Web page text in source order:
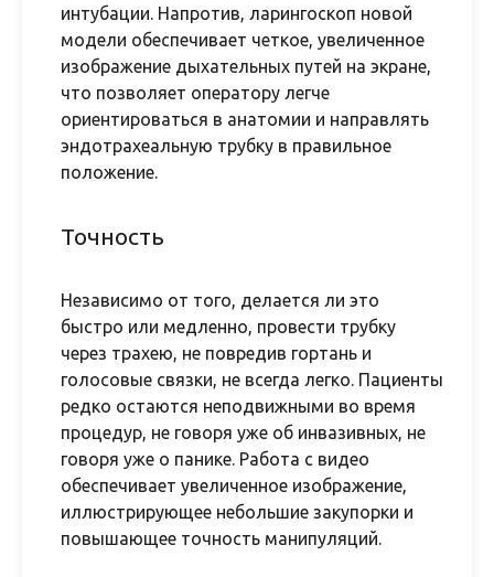
интубации. Напротив, ларингоскоп новой
модели обеспечивает четкое, увеличенное
изображение дыхательных путей на экране,
что позволяет оператору легче
ориентироваться в анатомии и направлять
эндотрахеальную трубку в правильное
положение.
Точность
Независимо от того, делается ли это
быстро или медленно, провести трубку
через трахею, не повредив гортань и
голосовые связки, не всегда легко. Пациенты
редко остаются неподвижными во время
процедур, не говоря уже об инвазивных, не
говоря уже о панике. Работа с видео
обеспечивает увеличенное изображение,
иллюстрирующее небольшие закупорки и
повышающее точность манипуляций.